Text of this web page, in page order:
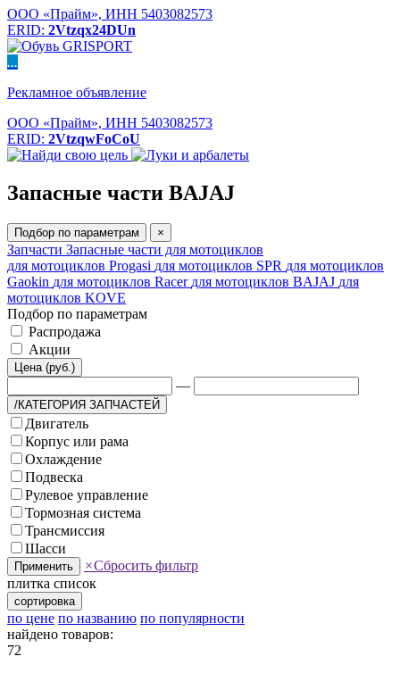
ООО «Прайм», ИНН 5403082573
ERID: 2Vtzqx24DUn
...
Рекламное объявление
ООО «Прайм», ИНН 5403082573
ERID: 2VtzqwFoCoU
Запасные части BAJAJ
Подбор по параметрам ×
Запчасти Запасные части для мотоциклов
для мотоциклов Progasi для мотоциклов SPR для мотоциклов
Gaokin для мотоциклов Racer для мотоциклов BAJAJ для
мотоциклов KOVE
Подбор по параметрам
Распродажа
Акции
Цена (руб.)
—
/КАТЕГОРИЯ ЗАПЧАСТЕЙ
Двигатель
Корпус или рама
Охлаждение
Подвеска
Рулевое управление
Тормозная система
Трансмиссия
Шасси
Применить ×Сбросить фильтр
плитка список
сортировка
по цене по названию по популярности
найдено товаров:
72